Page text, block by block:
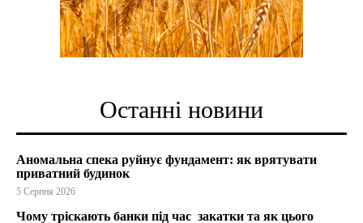
Останні новини
Аномальна спека руйнує фундамент: як врятувати
приватний будинок
5 Серпня 2026
Чому тріскають банки під час закатки та як цього